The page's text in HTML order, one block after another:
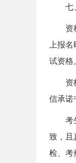
七、
资格
上报
试资格
资格
信承诺
考生
致，且
检、考